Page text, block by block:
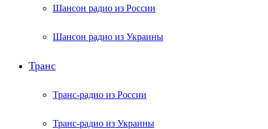
Шансон радио из России
Шансон радио из Украины
Транс
Транс-радио из России
Транс-радио из Украины